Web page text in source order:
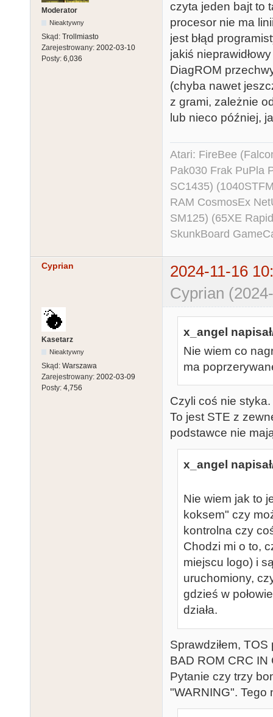
Moderator
Nieaktywny
Skąd: Trollmiasto
Zarejestrowany: 2002-03-10
Posty: 6,036
czyta jeden bajt to
procesor nie ma
jest błąd
jakiś
DiagROM
(chyba nawet
z grami, zależnie
lub nieco później,
Atari: FireBee
Pak030 Frak PuPla
SC1435)
RAM CosmosEx
SM125) (65XE
SkunkBoard
Cyprian
2024-11-16
Cyprian
Kasetarz
Nieaktywny
Skąd: Warszawa
Zarejestrowany: 2002-03-09
Posty: 4,756
x_angel
Nie wiem co
ma
Czyli coś nie styka.
To jest STE z
podstawce nie
x_angel
Nie wiem jak to
koksem" czy
kontrolna czy
Chodzi mi o to,
miejscu logo) i
uruchomiony,
gdzieś w
działa.
Sprawdziłem,
BAD ROM CRC IN
Pytanie czy trzy
"WARNING". Tego